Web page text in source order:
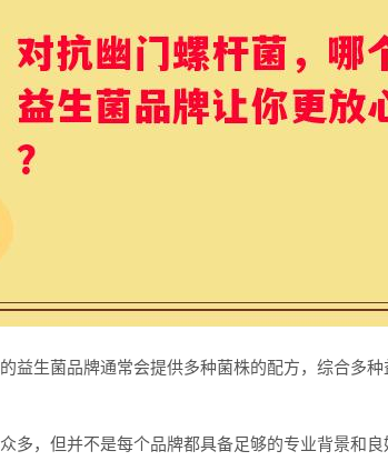
益生菌品牌通常会提供多种菌株的配方，综合多
多，但并不是每个品牌都具备足够的专业背景和